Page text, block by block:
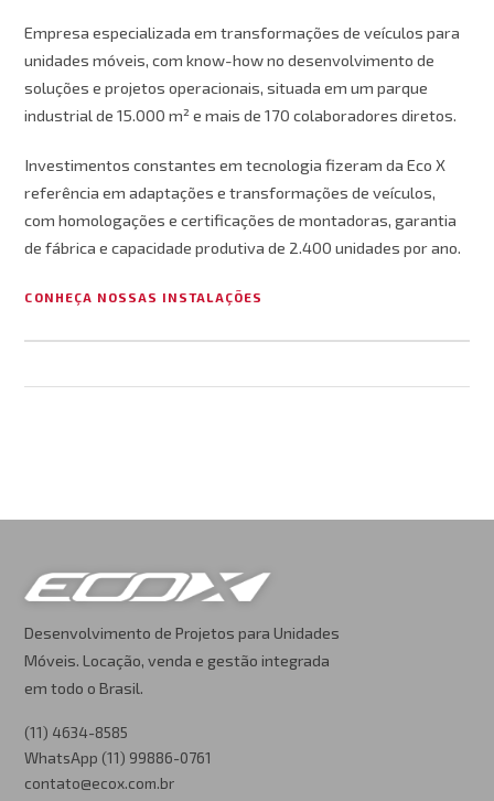
Empresa especializada em transformações de veículos para
unidades móveis, com know-how no desenvolvimento de
soluções e projetos operacionais, situada em um parque
industrial de 15.000 m² e mais de 170 colaboradores diretos.
Investimentos constantes em tecnologia fizeram da Eco X
referência em adaptações e transformações de veículos,
com homologações e certificações de montadoras, garantia
de fábrica e capacidade produtiva de 2.400 unidades por ano.
CONHEÇA NOSSAS INSTALAÇÕES
Desenvolvimento de Projetos para Unidades
Móveis. Locação, venda e gestão integrada
em todo o Brasil.
(11) 4634-8585
WhatsApp (11) 99886-0761
contato@ecox.com.br